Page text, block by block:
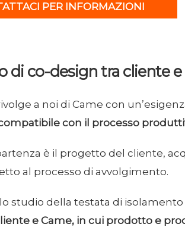
PER INFORMAZIONI
di co-design tra cliente
a noi di Came con
con il processo
è il progetto del cliente,
al processo di avvolgimento.
studio della testata di
e Came, in cui prodotto e